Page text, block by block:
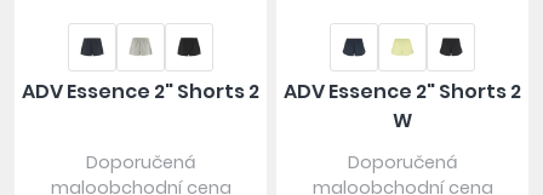
ADV Essence 2" Shorts 2
Doporučená
maloobchodní cena
ADV Essence 2" Shorts 2
W
Doporučená
maloobchodní cena